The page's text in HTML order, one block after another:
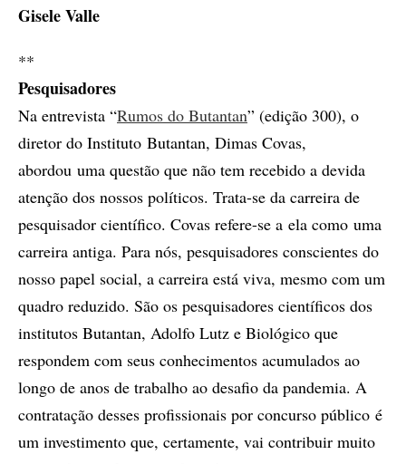
Gisele Valle
**
Pesquisadores
Na entrevista “Rumos do Butantan” (edição 300), o
diretor do Instituto Butantan, Dimas Covas,
abordou uma questão que não tem recebido a devida
atenção dos nossos políticos. Trata-se da carreira de
pesquisador científico. Covas refere-se a ela como uma
carreira antiga. Para nós, pesquisadores conscientes do
nosso papel social, a carreira está viva, mesmo com um
quadro reduzido. São os pesquisadores científicos dos
institutos Butantan, Adolfo Lutz e Biológico que
respondem com seus conhecimentos acumulados ao
longo de anos de trabalho ao desafio da pandemia. A
contratação desses profissionais por concurso público é
um investimento que, certamente, vai contribuir muito